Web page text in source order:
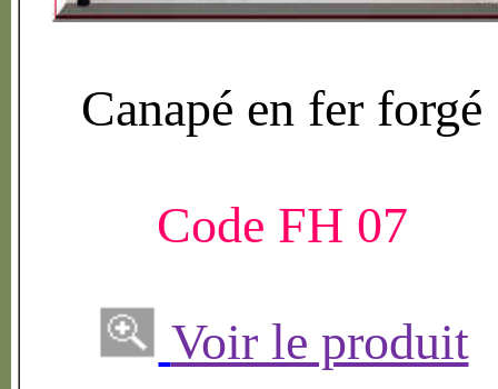
Canapé en fer forgé
Code FH 07
Voir le produit